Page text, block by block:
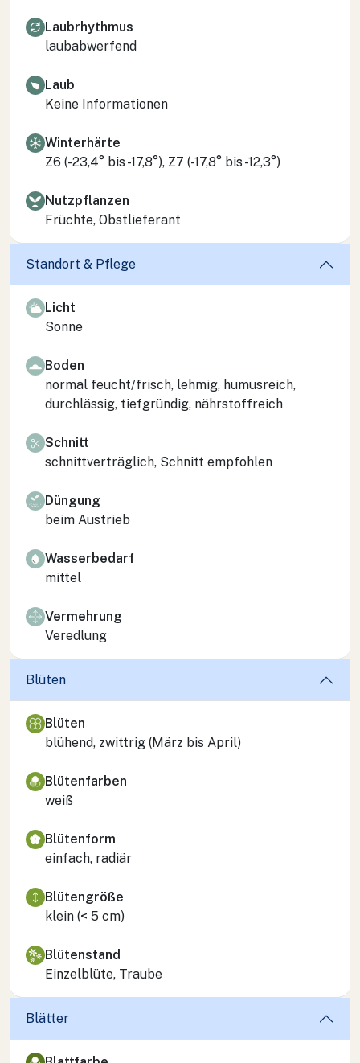
Laubrhythmus
laubabwerfend
Laub
Keine Informationen
Winterhärte
Z6 (-23,4° bis -17,8°), Z7 (-17,8° bis -12,3°)
Nutzpflanzen
Früchte, Obstlieferant
Standort & Pflege
Licht
Sonne
Boden
normal feucht/frisch, lehmig, humusreich,
durchlässig, tiefgründig, nährstoffreich
Schnitt
schnittverträglich, Schnitt empfohlen
Düngung
beim Austrieb
Wasserbedarf
mittel
Vermehrung
Veredlung
Blüten
Blüten
blühend, zwittrig (März bis April)
Blütenfarben
weiß
Blütenform
einfach, radiär
Blütengröße
klein (< 5 cm)
Blütenstand
Einzelblüte, Traube
Blätter